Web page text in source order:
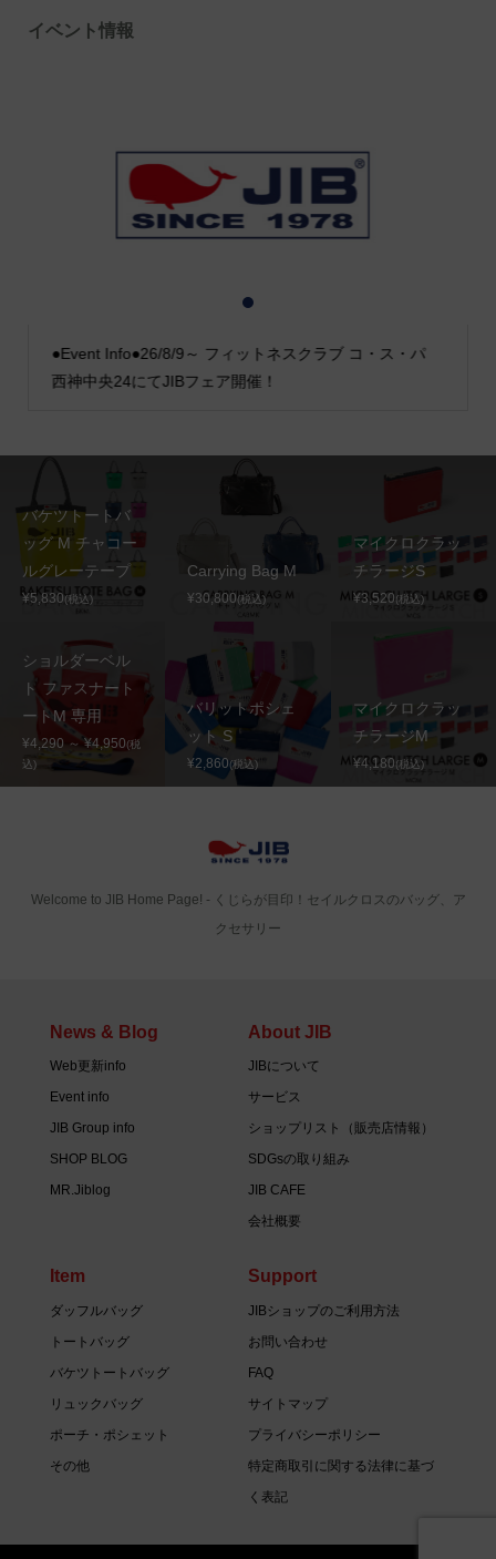
イベント情報
●Event Info●26/8/9～ フィットネスクラブ コ・ス・パ
西神中央24にてJIBフェア開催！
2
バケツトートバ
ッグ M チャコー
ルグレーテープ
¥5,830(税込)
Carrying Bag M
¥30,800(税込)
マイクロクラッ
チラージS
¥3,520(税込)
ショルダーベル
ト ファスナート
ートM 専用
¥4,290 ～ ¥4,950(税
込)
バリットポシェ
ット S
¥2,860(税込)
マイクロクラッ
チラージM
¥4,180(税込)
Welcome to JIB Home Page! ‐ くじらが目印！セイルクロスのバッグ、ア
クセサリー
News & Blog
Web更新info
Event info
JIB Group info
SHOP BLOG
MR.Jiblog
About JIB
JIBについて
サービス
ショップリスト（販売店情報）
SDGsの取り組み
JIB CAFE
会社概要
Item
ダッフルバッグ
トートバッグ
バケツトートバッグ
リュックバッグ
ポーチ・ポシェット
その他
Support
JIBショップのご利用方法
お問い合わせ
FAQ
サイトマップ
プライバシーポリシー
特定商取引に関する法律に基づ
く表記